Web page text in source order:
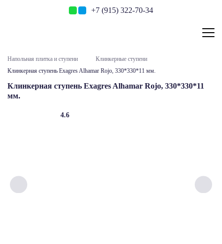
+7 (915) 322-70-34
Напольная плитка и ступени
Клинкерные ступени
Клинкерная ступень Exagres Alhamar Rojo, 330*330*11 мм.
Клинкерная ступень Exagres Alhamar Rojo, 330*330*11
мм.
4.6